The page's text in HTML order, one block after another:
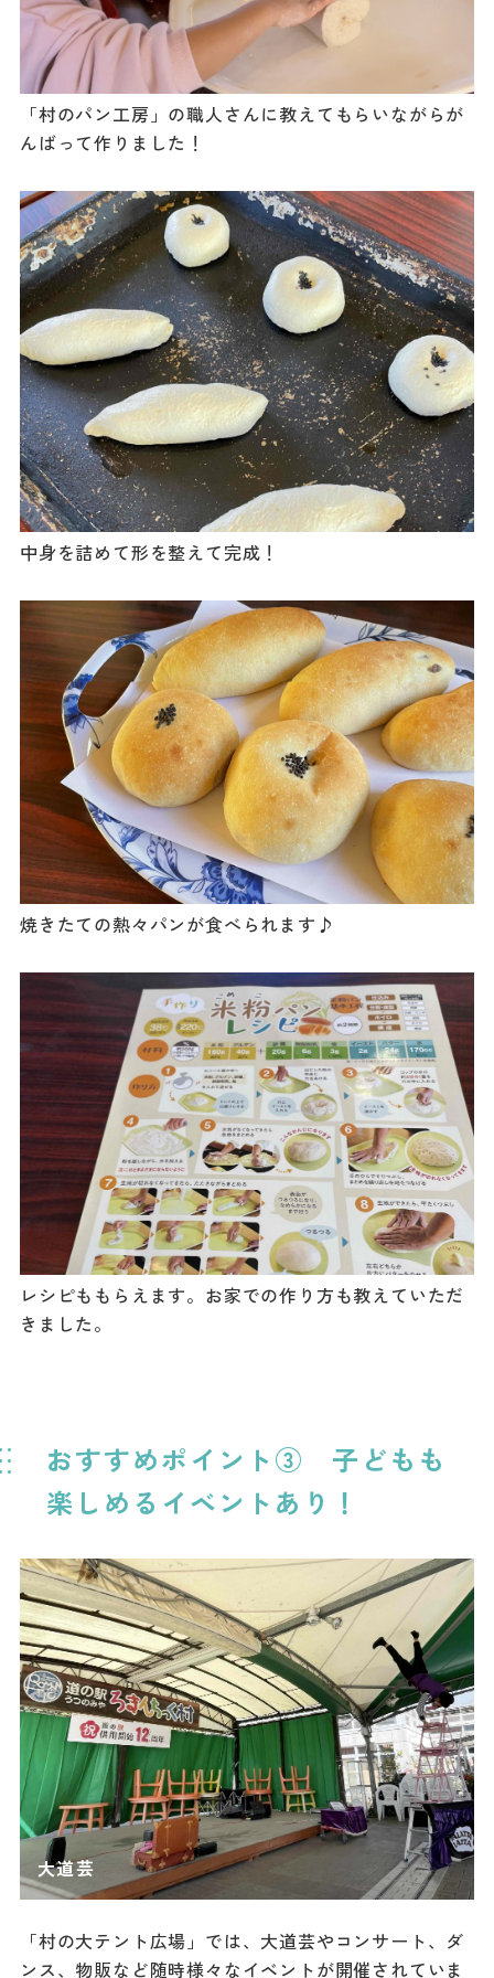
「村のパン工房」の職人さんに教えてもらいながらが
んばって作りました！
中身を詰めて形を整えて完成！
焼きたての熱々パンが食べられます♪
レシピももらえます。お家での作り方も教えていただ
きました。
おすすめポイント③ 子どもも
楽しめるイベントあり！
「村の大テント広場」では、大道芸やコンサート、ダ
ンス、物販など随時様々なイベントが開催されていま